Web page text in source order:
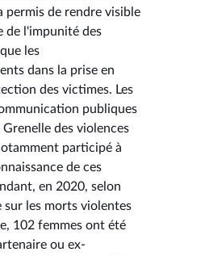
permis de rendre visible
de l'impunité des
les
dans la prise en
des victimes. Les
publiques
des violences
participé à
de ces
en 2020, selon
sur les morts violentes
102 femmes ont été
ou ex-